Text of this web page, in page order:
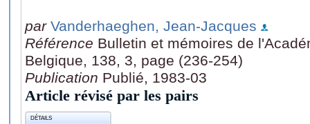
par Vanderhaeghen, Jean-Jacques
Référence Bulletin et mémoires de
Belgique, 138, 3, page (236-254)
Publication Publié, 1983-03
Article révisé par les pairs
DÉTAILS